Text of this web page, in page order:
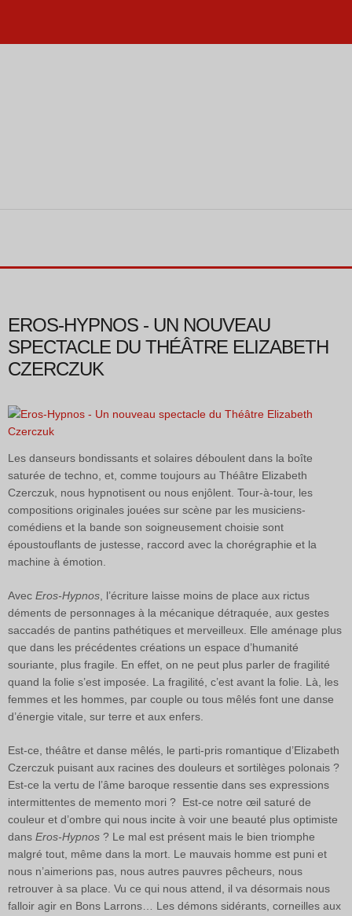
EROS-HYPNOS - UN NOUVEAU
SPECTACLE DU THÉÂTRE ELIZABETH
CZERCZUK
Les danseurs bondissants et solaires déboulent dans la boîte
saturée de techno, et, comme toujours au Théâtre Elizabeth
Czerczuk, nous hypnotisent ou nous enjôlent. Tour-à-tour, les
compositions originales jouées sur scène par les musiciens-
comédiens et la bande son soigneusement choisie sont
époustouflants de justesse, raccord avec la chorégraphie et la
machine à émotion.
Avec Eros-Hypnos , l’écriture laisse moins de place aux rictus
déments de personnages à la mécanique détraquée, aux gestes
saccadés de pantins pathétiques et merveilleux. Elle aménage plus
que dans les précédentes créations un espace d’humanité
souriante, plus fragile. En effet, on ne peut plus parler de fragilité
quand la folie s’est imposée. La fragilité, c’est avant la folie. Là, les
femmes et les hommes, par couple ou tous mêlés font une danse
d’énergie vitale, sur terre et aux enfers.
Est-ce, théâtre et danse mêlés, le parti-pris romantique d’Elizabeth
Czerczuk puisant aux racines des douleurs et sortilèges polonais ?
Est-ce la vertu de l’âme baroque ressentie dans ses expressions
intermittentes de memento mori ? Est-ce notre œil saturé de
couleur et d’ombre qui nous incite à voir une beauté plus optimiste
dans Eros-Hypnos ? Le mal est présent mais le bien triomphe
malgré tout, même dans la mort. Le mauvais homme est puni et
nous n’aimerions pas, nous autres pauvres pêcheurs, nous
retrouver à sa place. Vu ce qui nous attend, il va désormais nous
falloir agir en Bons Larrons… Les démons sidérants, corneilles aux